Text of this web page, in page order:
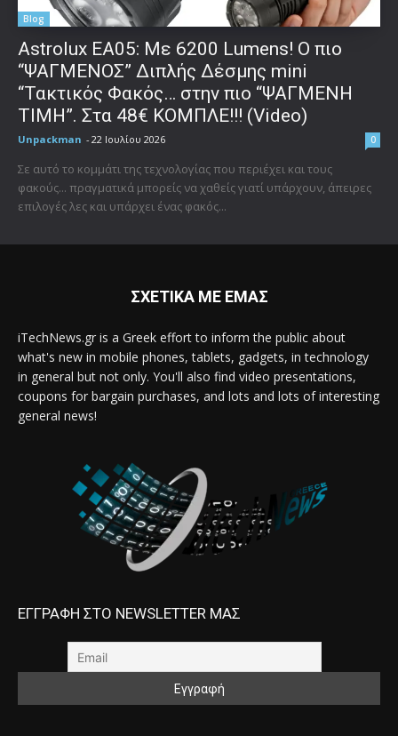
Blog
Astrolux ΕΑ05: Με 6200 Lumens! Ο πιο
“ΨΑΓΜΕΝΟΣ” Διπλής Δέσμης mini
“Τακτικός Φακός… στην πιο “ΨΑΓΜΕΝΗ
ΤΙΜΗ”. Στα 48€ ΚΟΜΠΛΕ!!! (Video)
Unpackman - 22 Ιουλίου 2026 0
Σε αυτό το κομμάτι της τεχνολογίας που περιέχει και τους
φακούς... πραγματικά μπορείς να χαθείς γιατί υπάρχουν, άπειρες
επιλογές λες και υπάρχει ένας φακός...
ΣΧΕΤΙΚΑ ΜΕ ΕΜΑΣ
iTechNews.gr is a Greek effort to inform the public about
what's new in mobile phones, tablets, gadgets, in technology
in general but not only. You'll also find video presentations,
coupons for bargain purchases, and lots and lots of interesting
general news!
ΕΓΓΡΑΦΗ ΣΤΟ NEWSLETTER ΜΑΣ